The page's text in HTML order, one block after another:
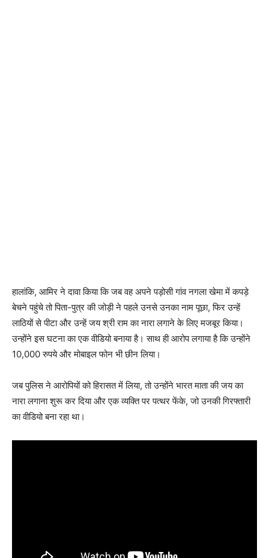
हालांकि, आमिर ने दावा किया कि जब वह अपने पड़ोसी गांव नगला खेमा में कपड़े
बेचने पहुंचे तो पिता-पुत्र की जोड़ी ने पहले उनसे उनका नाम पूछा, फिर उन्हें
लाठियों से पीटा और उन्हें जय श्री राम का नारा लगाने के लिए मजबूर किया।
उन्होंने इस घटना का एक वीडियो बनाया है। साथ ही आरोप लगाया है कि उन्होंने
10,000 रुपये और मोबाइल फोन भी छीन लिया।
जब पुलिस ने आरोपियों को हिरासत में लिया, तो उन्होंने भारत माता की जय का
नारा लगाना शुरू कर दिया और एक व्यक्ति पर पत्थर फेंके, जो उनकी गिरफ्तारी
का वीडियो बना रहा था।